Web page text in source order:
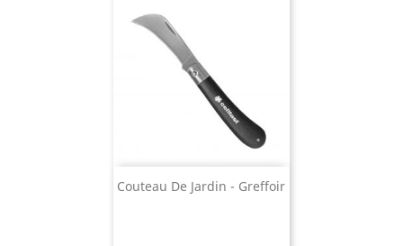
Couteau De Jardin - Greffoir